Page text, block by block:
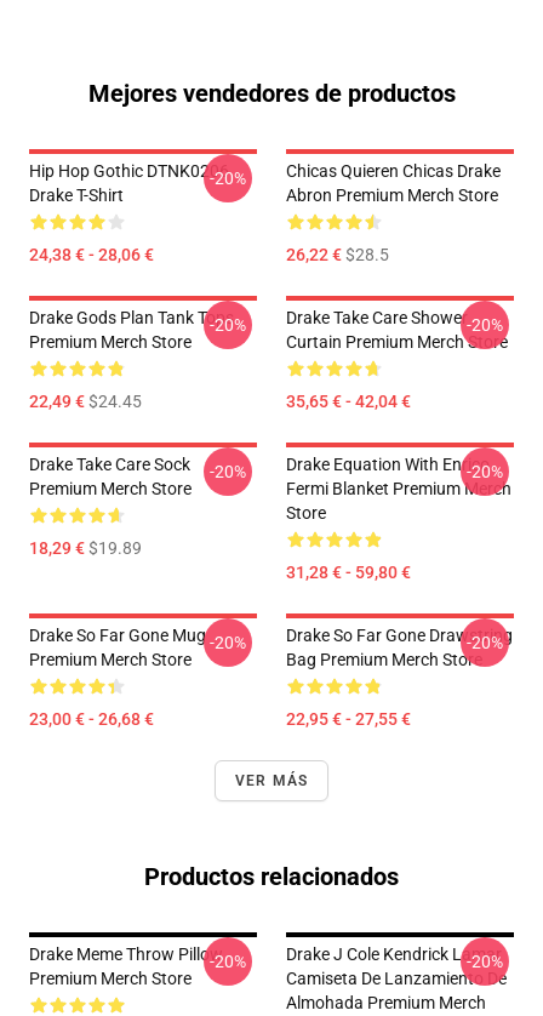
Mejores vendedores de productos
Hip Hop Gothic DTNK0206
Drake T-Shirt
24,38 € - 28,06 €
-20%
Chicas Quieren Chicas Drake
Abron Premium Merch Store
26,22 €$28.5
Drake Gods Plan Tank Tops
Premium Merch Store
22,49 €$24.45
-20%
Drake Take Care Shower
Curtain Premium Merch Store
35,65 € - 42,04 €
-20%
Drake Take Care Sock
Premium Merch Store
18,29 €$19.89
-20%
Drake Equation With Enrico
Fermi Blanket Premium Merch
Store
31,28 € - 59,80 €
-20%
Drake So Far Gone Mug
Premium Merch Store
23,00 € - 26,68 €
-20%
Drake So Far Gone Drawstring
Bag Premium Merch Store
22,95 € - 27,55 €
-20%
VER MÁS
Productos relacionados
Drake Meme Throw Pillow
Premium Merch Store
-20%
Drake J Cole Kendrick Lamar
Camiseta De Lanzamiento De
Almohada Premium Merch
-20%